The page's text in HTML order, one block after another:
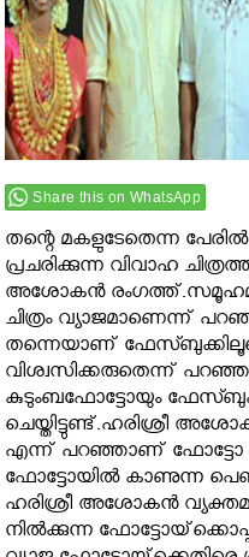
Share this on WhatsApp
തന്റെ മകളുടേതെന്ന
പ്രചരിക്കുന്ന വിവാഹ
അശോകന്‍
ചിത്രം വ്യാജമാണെന്ന്
തന്നെയാണ്
വിശ്വസിക്കരുതെന്ന്
കുടുംബഫോട്ടോയും
ചെയ്തിട്ടുണ്ട്.ഹരിശ്രീ
എന്ന് പറഞ്ഞാണ് ഫോട്ടോ
ഫോട്ടോയില്‍ കാണുന്ന
ഹരിശ്രീ അശോകന്‍
നില്‍ക്കുന്ന